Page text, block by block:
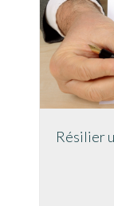
Résilier